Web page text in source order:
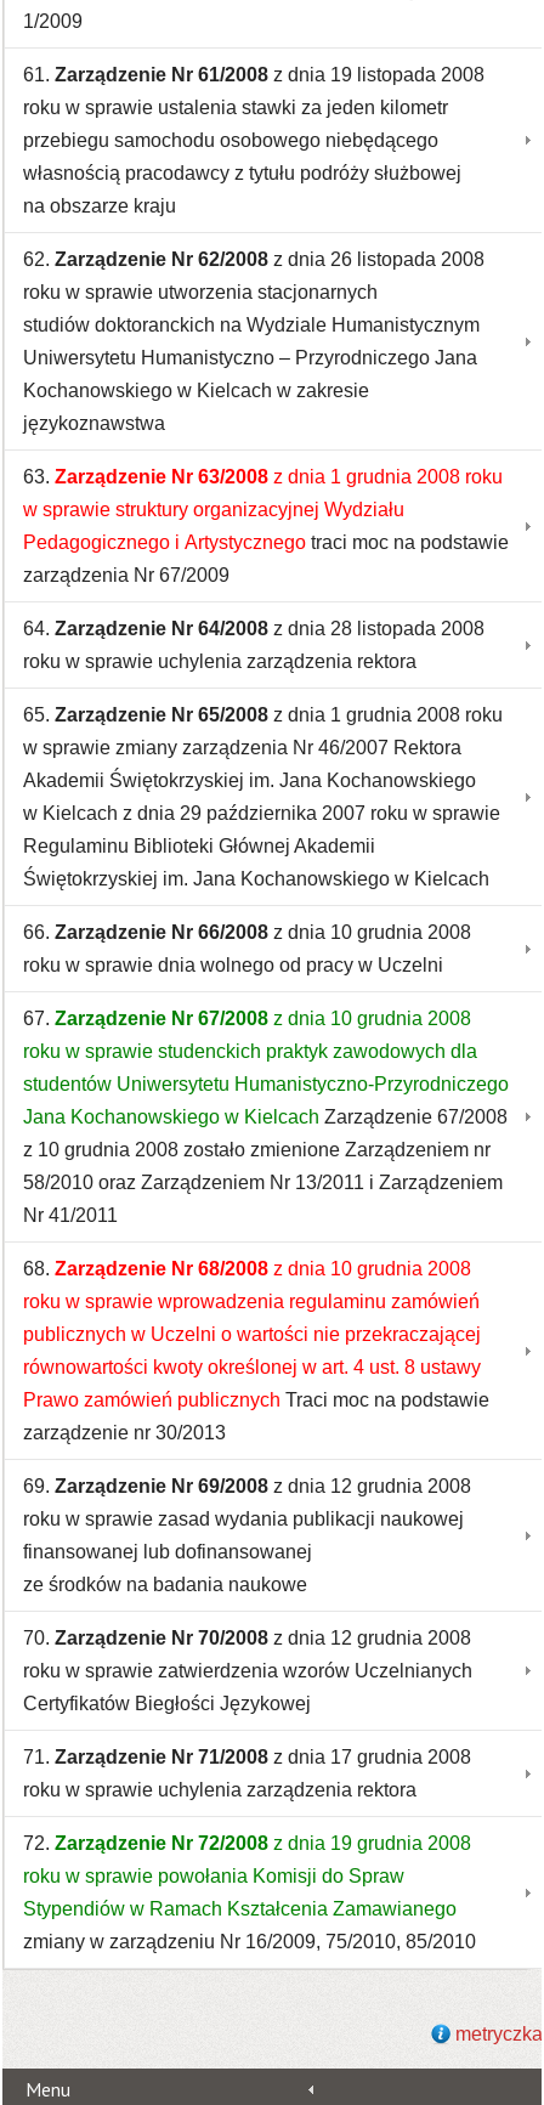
1/2009
61. Zarządzenie Nr 61/2008 z dnia 19 listopada 2008
roku w sprawie ustalenia stawki za jeden kilometr
przebiegu samochodu osobowego niebędącego
własnością pracodawcy z tytułu podróży służbowej
na obszarze kraju
62. Zarządzenie Nr 62/2008 z dnia 26 listopada 2008
roku w sprawie utworzenia stacjonarnych
studiów doktoranckich na Wydziale Humanistycznym
Uniwersytetu Humanistyczno – Przyrodniczego Jana
Kochanowskiego w Kielcach w zakresie
językoznawstwa
63. Zarządzenie Nr 63/2008 z dnia 1 grudnia 2008 roku
w sprawie struktury organizacyjnej Wydziału
Pedagogicznego i Artystycznego traci moc na podstawie
zarządzenia Nr 67/2009
64. Zarządzenie Nr 64/2008 z dnia 28 listopada 2008
roku w sprawie uchylenia zarządzenia rektora
65. Zarządzenie Nr 65/2008 z dnia 1 grudnia 2008 roku
w sprawie zmiany zarządzenia Nr 46/2007 Rektora
Akademii Świętokrzyskiej im. Jana Kochanowskiego
w Kielcach z dnia 29 października 2007 roku w sprawie
Regulaminu Biblioteki Głównej Akademii
Świętokrzyskiej im. Jana Kochanowskiego w Kielcach
66. Zarządzenie Nr 66/2008 z dnia 10 grudnia 2008
roku w sprawie dnia wolnego od pracy w Uczelni
67. Zarządzenie Nr 67/2008 z dnia 10 grudnia 2008
roku w sprawie studenckich praktyk zawodowych dla
studentów Uniwersytetu Humanistyczno-Przyrodniczego
Jana Kochanowskiego w Kielcach Zarządzenie 67/2008
z 10 grudnia 2008 zostało zmienione Zarządzeniem nr
58/2010 oraz Zarządzeniem Nr 13/2011 i Zarządzeniem
Nr 41/2011
68. Zarządzenie Nr 68/2008 z dnia 10 grudnia 2008
roku w sprawie wprowadzenia regulaminu zamówień
publicznych w Uczelni o wartości nie przekraczającej
równowartości kwoty określonej w art. 4 ust. 8 ustawy
Prawo zamówień publicznych Traci moc na podstawie
zarządzenie nr 30/2013
69. Zarządzenie Nr 69/2008 z dnia 12 grudnia 2008
roku w sprawie zasad wydania publikacji naukowej
finansowanej lub dofinansowanej
ze środków na badania naukowe
70. Zarządzenie Nr 70/2008 z dnia 12 grudnia 2008
roku w sprawie zatwierdzenia wzorów Uczelnianych
Certyfikatów Biegłości Językowej
71. Zarządzenie Nr 71/2008 z dnia 17 grudnia 2008
roku w sprawie uchylenia zarządzenia rektora
72. Zarządzenie Nr 72/2008 z dnia 19 grudnia 2008
roku w sprawie powołania Komisji do Spraw
Stypendiów w Ramach Kształcenia Zamawianego
zmiany w zarządzeniu Nr 16/2009, 75/2010, 85/2010
metryczka
Menu